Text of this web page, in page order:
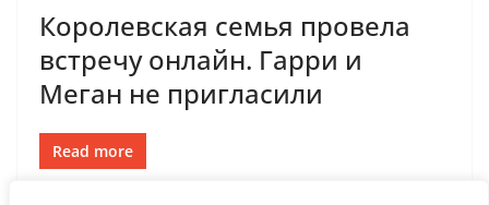
Королевская семья провела
встречу онлайн. Гарри и
Меган не пригласили
Read more